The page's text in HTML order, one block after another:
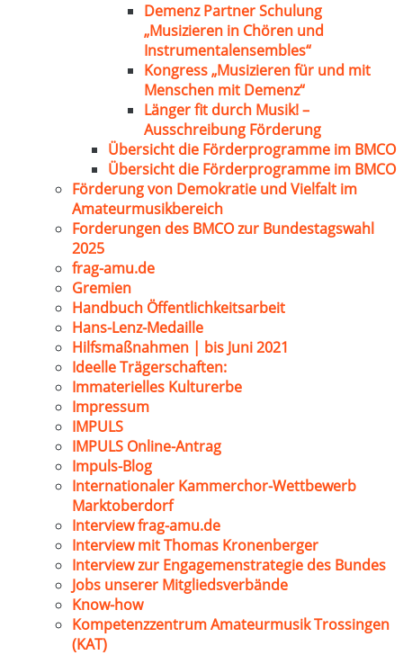
Demenz Partner Schulung
„Musizieren in Chören und
Instrumentalensembles“
Kongress „Musizieren für und mit
Menschen mit Demenz“
Länger fit durch Musik! –
Ausschreibung Förderung
Übersicht die Förderprogramme im BMCO
Übersicht die Förderprogramme im BMCO
Förderung von Demokratie und Vielfalt im
Amateurmusikbereich
Forderungen des BMCO zur Bundestagswahl
2025
frag-amu.de
Gremien
Handbuch Öffentlichkeitsarbeit
Hans-Lenz-Medaille
Hilfsmaßnahmen | bis Juni 2021
Ideelle Trägerschaften:
Immaterielles Kulturerbe
Impressum
IMPULS
IMPULS Online-Antrag
Impuls-Blog
Internationaler Kammerchor-Wettbewerb
Marktoberdorf
Interview frag-amu.de
Interview mit Thomas Kronenberger
Interview zur Engagemenstrategie des Bundes
Jobs unserer Mitgliedsverbände
Know-how
Kompetenzzentrum Amateurmusik Trossingen
(KAT)